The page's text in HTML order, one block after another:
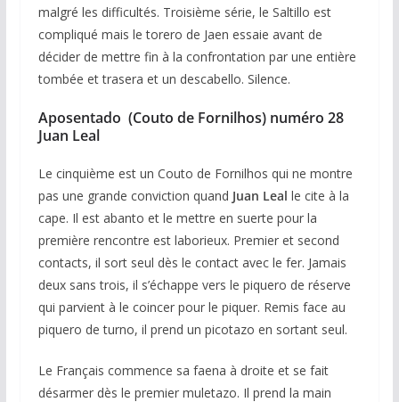
malgré les difficultés. Troisième série, le Saltillo est
compliqué mais le torero de Jaen essaie avant de
décider de mettre fin à la confrontation par une entière
tombée et trasera et un descabello. Silence.
Aposentado (Couto de Fornilhos) numéro 28
Juan Leal
Le cinquième est un Couto de Fornilhos qui ne montre
pas une grande conviction quand Juan Leal le cite à la
cape. Il est abanto et le mettre en suerte pour la
première rencontre est laborieux. Premier et second
contacts, il sort seul dès le contact avec le fer. Jamais
deux sans trois, il s’échappe vers le piquero de réserve
qui parvient à le coincer pour le piquer. Remis face au
piquero de turno, il prend un picotazo en sortant seul.
Le Français commence sa faena à droite et se fait
désarmer dès le premier muletazo. Il prend la main